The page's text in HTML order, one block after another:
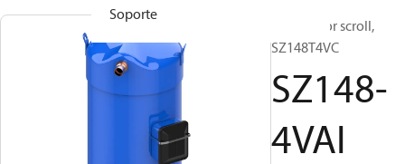
Soporte
Compresor scroll,
SZ148T4VC
SZ148-
4VAI